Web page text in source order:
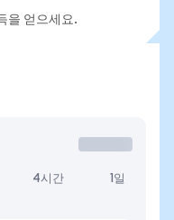
을 얻으세요.
4시간 1일